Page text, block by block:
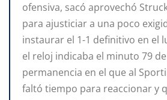
ofensiva, sacó aprovechó
para ajusticiar a una poco
instaurar el 1-1 definitivo en el
el reloj indicaba el minuto 79
permanencia en el que al
faltó tiempo para reaccionar y